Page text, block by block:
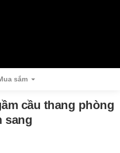
sắm
cầu thang phòng
sang